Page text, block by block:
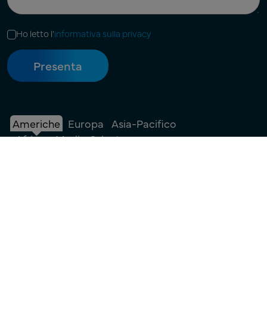
Ho letto l'informativa sulla privacy
Americhe Europa Asia-Pacifico
Africa e Medio Oriente